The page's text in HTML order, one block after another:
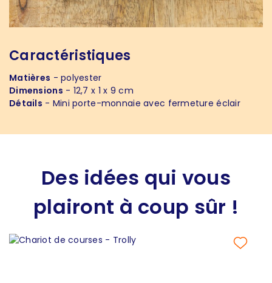
Caractéristiques
Matières - polyester
Dimensions - 12,7 x 1 x 9 cm
Détails - Mini porte-monnaie avec fermeture éclair
Des idées qui vous
plairont à coup sûr !